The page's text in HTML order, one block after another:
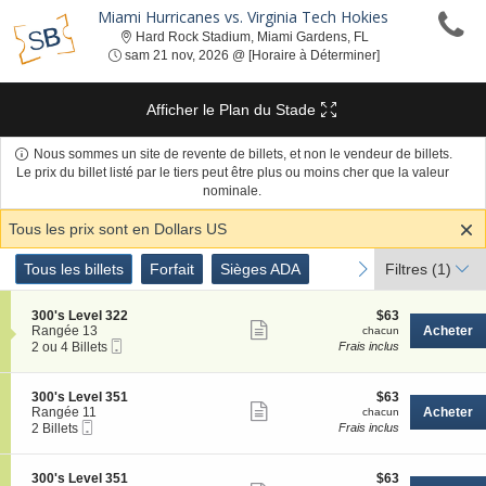
Miami Hurricanes vs. Virginia Tech Hokies
Hard Rock Stadium, Miami Gardens, FL Hard Rock
sam 21 nov, 2026 @ [Horaire à Déterminer]sam 21 nov,
Afficher le Plan du Stade
Nous sommes un site de revente de billets, et non le vendeur de billets.
Le prix du billet listé par le tiers peut être plus ou moins cher que la valeur
nominale.
Tous les prix sont en Dollars US
Genre
de
previous
Tous les billets
Tous les billets Forfait
Forfait Sièges ADA
Sièges ADA next
Filtres (1)
S
e
c
i
o
n
3
0
0
s
300's Level 322
Rangée 13
2
4
Billets
disponible
2 ou 4 Billets
de
$63
chacun
$63
chacun
Frais inclus
Acheter
S
e
c
i
o
300's Level 351
Rangée 11
2
disponible
2 Billets
de
$63
chacun
$63
chacun
Frais inclus
Acheter
S
300's Level 351
$63
$63